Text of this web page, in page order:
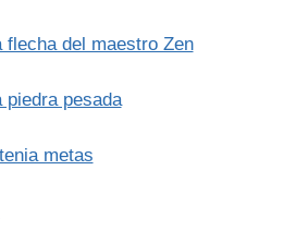
flecha del maestro Zen
piedra pesada
metas